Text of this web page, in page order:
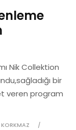
Nik Collektion
bir
veren program